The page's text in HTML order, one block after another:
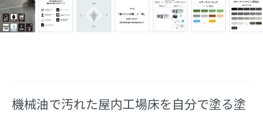
機械油で汚れた屋内工場床を自分で塗る塗